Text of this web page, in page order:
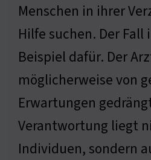
Menschen in ihrer
Hilfe suchen. Der
Beispiel dafür. Der
möglicherweise von
Erwartungen
Verantwortung liegt
Individuen, sondern